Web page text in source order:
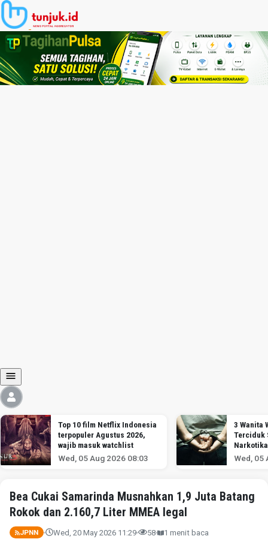
Top 10 film Netflix Indonesia
terpopuler Agustus 2026,
wajib masuk watchlist
Wed, 05 Aug 2026 08:03
3 Wanita
Terciduk
Wed, 05
Bea Cukai Samarinda Musnahkan 1,9 Juta Batang
Rokok dan 2.160,7 Liter MMEA legal
JPNN Wed, 20 May 2026 11:29 58 1 menit baca